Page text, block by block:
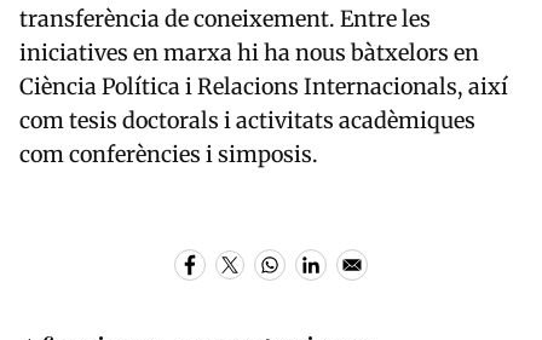
transferència de coneixement. Entre les
iniciatives en marxa hi ha nous bàtxelors en
Ciència Política i Relacions Internacionals, així
com tesis doctorals i activitats acadèmiques
com conferències i simposis.